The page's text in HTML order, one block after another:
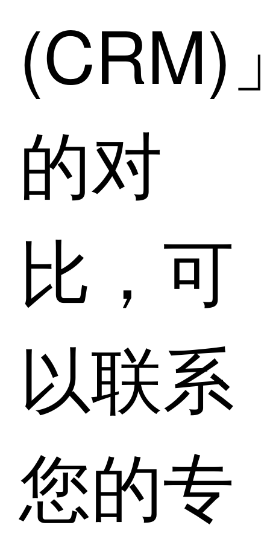
(CRM)
的对
比，可
以联系
您的专